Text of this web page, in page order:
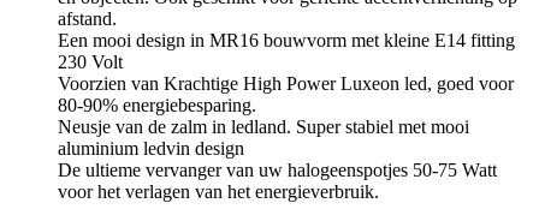
afstand.
Een mooi design in MR16 bouwvorm met kleine E14 fitting
230 Volt
Voorzien van Krachtige High Power Luxeon led, goed voor
80-90% energiebesparing.
Neusje van de zalm in ledland. Super stabiel met mooi
aluminium ledvin design
De ultieme vervanger van uw halogeenspotjes 50-75 Watt
voor het verlagen van het energieverbruik.